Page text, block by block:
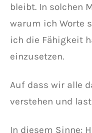
bleibt. In solchen
warum ich Worte
ich die Fähigkeit
einzusetzen.
Auf dass wir alle
verstehen und
In diesem Sinne: